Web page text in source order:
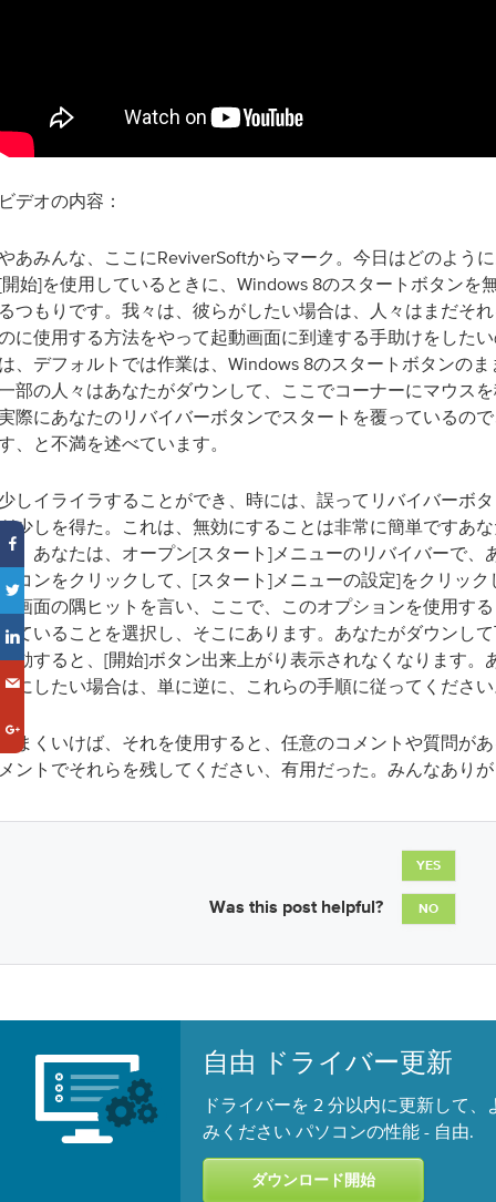
デオの内容：
あみんな、ここにReviverSoftからマーク。今日はどのよう
始]を使用しているときに、Windows 8のスタートボタンを
つもりです。我々は、彼らがしたい場合は、人々はまだそ
に使用する方法をやって起動画面に到達する手助けをした
、デフォルトでは作業は、Windows 8のスタートボタンの
部の人々はあなたがダウンして、ここでコーナーにマウス
際にあなたのリバイバーボタンでスタートを覆っているの
、と不満を述べています。
しイライラすることができ、時には、誤ってリバイバーボ
少しを得た。これは、無効にすることは非常に簡単ですあ
、あなたは、オープン[スタート]メニューのリバイバーで、
コンをクリックして、[スタート]メニューの設定]をクリッ
画面の隅ヒットを言い、ここで、このオプションを使用す
ていることを選択し、そこにあります。あなたがダウンし
動すると、[開始]ボタン出来上がり表示されなくなります。
にしたい場合は、単に逆に、これらの手順に従ってくださ
まくいけば、それを使用すると、任意のコメントや質問が
ントでそれらを残してください、有用だった。みんなあり
Was this post helpful?
YES
NO
自由 ドライバー更新
ドライバーを 2 分以内に更新して、
みください パソコンの性能 - 自由.